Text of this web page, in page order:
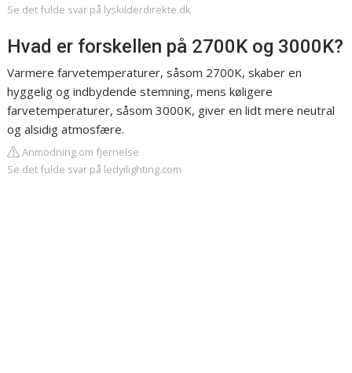
Se det fulde svar på lyskilderdirekte.dk
Hvad er forskellen på 2700K og 3000K?
Varmere farvetemperaturer, såsom 2700K, skaber en
hyggelig og indbydende stemning, mens køligere
farvetemperaturer, såsom 3000K, giver en lidt mere neutral
og alsidig atmosfære.
Anmodning om fjernelse
Se det fulde svar på ledyilighting.com